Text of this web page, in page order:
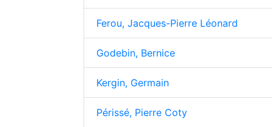
Ferou, Jacques-Pierre Léonard
Godebin, Bernice
Kergin, Germain
Périssé, Pierre Coty